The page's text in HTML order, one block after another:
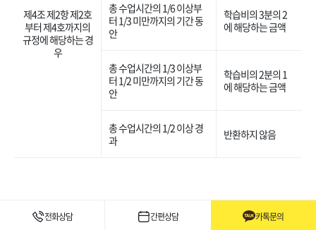
제4조 제2항 제2호
부터 제4호까지의
규정에 해당하는 경
우
총 수업시간의 1/6 이상부
터 1/3 미만까지의 기간 동
안
학습비의 3분의 2
에 해당하는 금액
총 수업시간의 1/3 이상부
터 1/2 미만까지의 기간 동
안
학습비의 2분의 1
에 해당하는 금액
총 수업시간의 1/2 이상 경
과
반환하지 않음
전화상담 간편상담 카톡문의